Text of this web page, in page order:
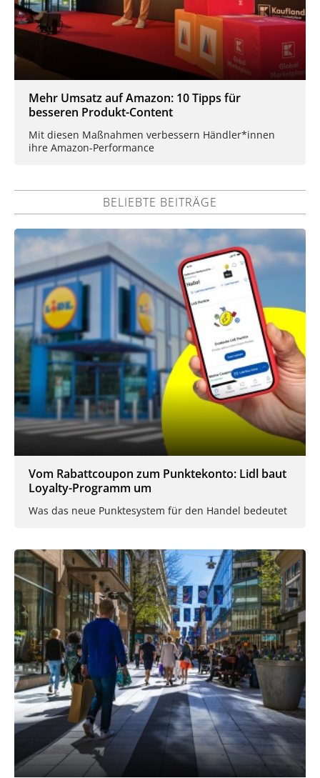
Mehr Umsatz auf Amazon: 10 Tipps für
besseren Produkt-Content
Mit diesen Maßnahmen verbessern Händler*innen
ihre Amazon-Performance
BELIEBTE BEITRÄGE
Vom Rabattcoupon zum Punktekonto: Lidl baut
Loyalty-Programm um
Was das neue Punktesystem für den Handel bedeutet